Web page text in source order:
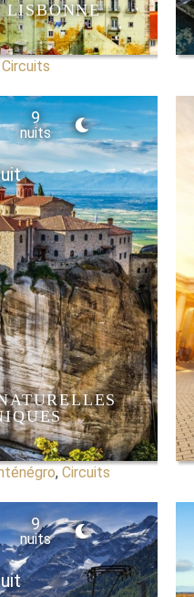
LISBONNE
Circuits
9
nuits
,Circuits
9
nuits